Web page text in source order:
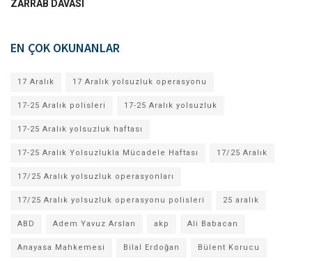
ZARRAB DAVASI
EN ÇOK OKUNANLAR
17 Aralık 17 Aralık yolsuzluk operasyonu
17-25 Aralık polisleri 17-25 Aralık yolsuzluk
17-25 Aralık yolsuzluk haftası
17-25 Aralık Yolsuzlukla Mücadele Haftası 17/25 Aralık
17/25 Aralık yolsuzluk operasyonları
17/25 Aralık yolsuzluk operasyonu polisleri 25 aralık
ABD Adem Yavuz Arslan akp Ali Babacan
Anayasa Mahkemesi Bilal Erdoğan Bülent Korucu